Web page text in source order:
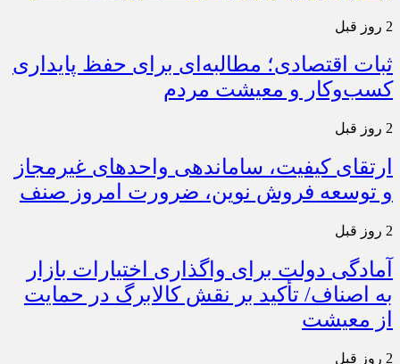
2 روز قبل
ثبات اقتصادی؛ مطالبه‌ای برای حفظ پایداری
کسب‌وکار و معیشت مردم
2 روز قبل
ارتقای کیفیت، ساماندهی واحدهای غیرمجاز
و توسعه فروش نوین، ضرورت امروز صنف
2 روز قبل
آمادگی دولت برای واگذاری اختیارات بازار
به اصناف/ تأکید بر نقش کالابرگ در حمایت
از معیشت
2 روز قبل